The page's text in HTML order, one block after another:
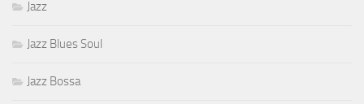
Jazz
Jazz Blues Soul
Jazz Bossa